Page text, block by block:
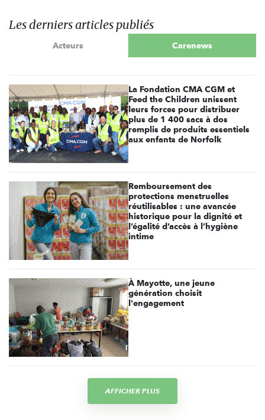
Les derniers articles publiés
Acteurs Carenews
La Fondation CMA CGM et
Feed the Children unissent
leurs forces pour distribuer
plus de 1 400 sacs à dos
remplis de produits essentiels
aux enfants de Norfolk
Remboursement des
protections menstruelles
réutilisables : une avancée
historique pour la dignité et
l’égalité d’accès à l’hygiène
intime
À Mayotte, une jeune
génération choisit
l'engagement
AFFICHER PLUS